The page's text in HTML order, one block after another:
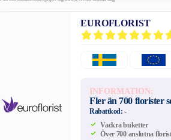
EUROFLORIST
INFORMATION:
Fler än 700 florister
Rabattkod: -
Vackra buketter
Över 700 anslutna